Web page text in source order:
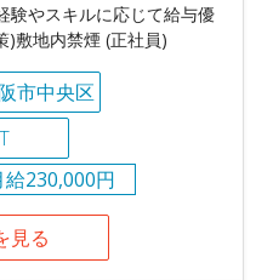
験やスキルに応じて給与優
)敷地内禁煙 (正社員)
市中央区
給230,000円
見る